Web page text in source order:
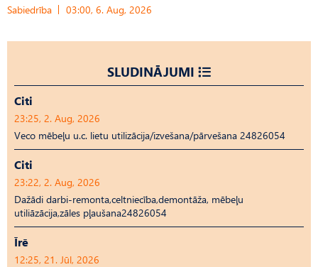
Sabiedrība 03:00, 6. Aug, 2026
SLUDINĀJUMI
Citi
23:25, 2. Aug, 2026
Veco mēbeļu u.c. lietu utilizācija/izvešana/pārvešana 24826054
Citi
23:22, 2. Aug, 2026
Dažādi darbi-remonta,celtniecība,demontāža, mēbeļu
utiliāzācija,zāles pļaušana24826054
Īrē
12:25, 21. Jūl, 2026